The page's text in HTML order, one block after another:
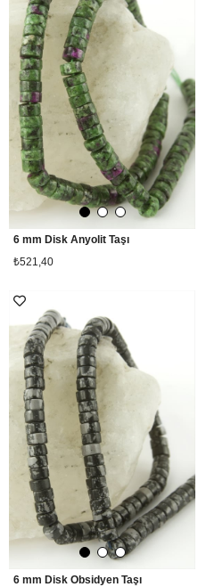
6 mm Disk Anyolit Taşı
₺521,40
6 mm Disk Obsidyen Taşı